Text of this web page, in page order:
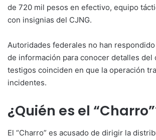
de 720 mil pesos en efectivo, equipo
con insignias del CJNG.
Autoridades federales no han
de información para conocer detalles del
testigos coinciden en que la operación
incidentes.
¿Quién es el
El “Charro” es acusado de dirigir la